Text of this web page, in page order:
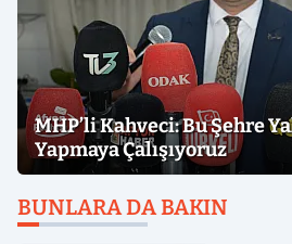
MHP’li Kahveci: Bu Şehre
Yapmaya Çalışıyoruz
BUNLARA DA BAKIN